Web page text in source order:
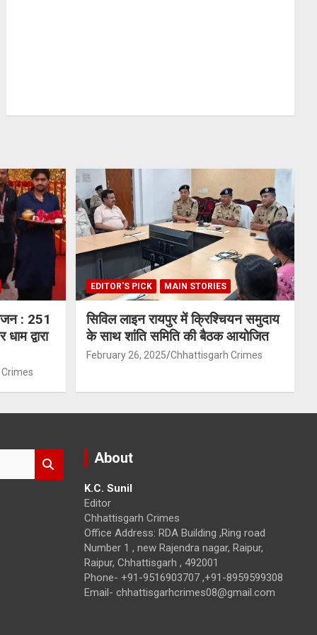
: 251
द्वारा
EDITOR'S PICK MAIN STORIES
सिविल लाइन रायपुर में क्रिश्चियन समुदाय
के साथ शांति समिति की बैठक आयोजित
February 26, 2025 Chhattisgarh Crimes
About
K.C. Sunil
Editor
Chhattisgarh Crimes
Office Address: RDA Building ,Ring road
Number 1 , new Rajendra nagar, Raipur,
Raipur, Chhattisgarh , 492001
Phone- +91-9516903707 ,+91-8959599308
Email- chhattisgarhcrimes08@gmail.com